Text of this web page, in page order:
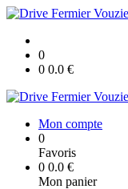
0
0 0.0 €
Mon compte
0
Favoris
0 0.0 €
Mon panier